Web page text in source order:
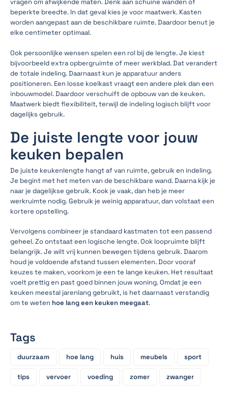
vragen om afwijkende maten. Denk aan schuine wanden of
beperkte breedte. In dat geval kies je voor maatwerk. Kasten
worden aangepast aan de beschikbare ruimte. Daardoor benut je
elke centimeter optimaal.
Ook persoonlijke wensen spelen een rol bij de lengte. Je kiest
bijvoorbeeld extra opbergruimte of meer werkblad. Dat verandert
de totale indeling. Daarnaast kun je apparatuur anders
positioneren. Een losse koelkast vraagt een andere plek dan een
inbouwmodel. Daardoor verschuift de opbouw van de keuken.
Maatwerk biedt flexibiliteit, terwijl de indeling logisch blijft voor
dagelijks gebruik.
De juiste lengte voor jouw
keuken bepalen
De juiste keukenlengte hangt af van ruimte, gebruik en indeling.
Je begint met het meten van de beschikbare wand. Daarna kijk je
naar je dagelijkse gebruik. Kook je vaak, dan heb je meer
werkruimte nodig. Gebruik je weinig apparatuur, dan volstaat een
kortere opstelling.
Vervolgens combineer je standaard kastmaten tot een passend
geheel. Zo ontstaat een logische lengte. Ook loopruimte blijft
belangrijk. Je wilt vrij kunnen bewegen tijdens gebruik. Daarom
houd je voldoende afstand tussen elementen. Door vooraf
keuzes te maken, voorkom je een te lange keuken. Het resultaat
voelt prettig en past goed binnen jouw woning. Omdat je een
keuken meestal jarenlang gebruikt, is het daarnaast verstandig
om te weten hoe lang een keuken meegaat.
Tags
duurzaam hoe lang huis meubels sport
tips vervoer voeding zomer zwanger